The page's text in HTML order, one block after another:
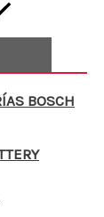
BOSCH